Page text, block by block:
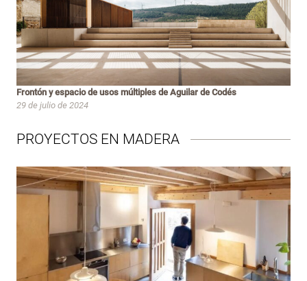
Frontón y espacio de usos múltiples de Aguilar de Codés
29 de julio de 2024
PROYECTOS EN MADERA